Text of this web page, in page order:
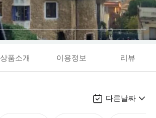
상품소개 이용정보 리뷰
다른날짜